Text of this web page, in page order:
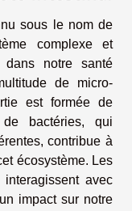
sous le nom de
complexe et
notre santé
de micro-
est formée de
bactéries, qui
contribue à
écosystème. Les
avec
impact sur notre